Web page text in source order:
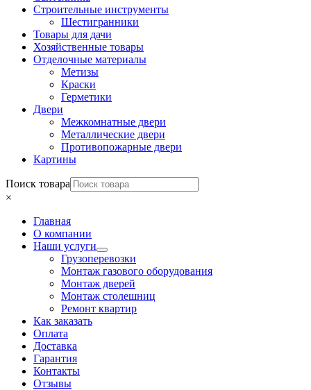
Строительные инструменты
Шестигранники
Товары для дачи
Хозяйственные товары
Отделочные материалы
Метизы
Краски
Герметики
Двери
Межкомнатные двери
Металлические двери
Противопожарные двери
Картины
Поиск товара
×
Главная
О компании
Наши услуги
Грузоперевозки
Монтаж газового оборудования
Монтаж дверей
Монтаж столешниц
Ремонт квартир
Как заказать
Оплата
Доставка
Гарантия
Контакты
Отзывы